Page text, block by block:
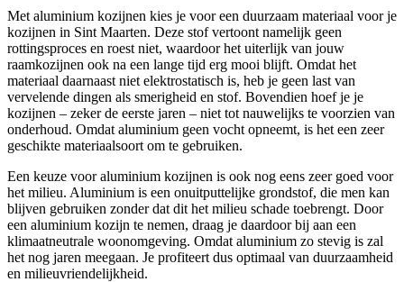
Met aluminium kozijnen kies je voor een duurzaam materiaal voor je
kozijnen in Sint Maarten. Deze stof vertoont namelijk geen
rottingsproces en roest niet, waardoor het uiterlijk van jouw
raamkozijnen ook na een lange tijd erg mooi blijft. Omdat het
materiaal daarnaast niet elektrostatisch is, heb je geen last van
vervelende dingen als smerigheid en stof. Bovendien hoef je je
kozijnen – zeker de eerste jaren – niet tot nauwelijks te voorzien van
onderhoud. Omdat aluminium geen vocht opneemt, is het een zeer
geschikte materiaalsoort om te gebruiken.
Een keuze voor aluminium kozijnen is ook nog eens zeer goed voor
het milieu. Aluminium is een onuitputtelijke grondstof, die men kan
blijven gebruiken zonder dat dit het milieu schade toebrengt. Door
een aluminium kozijn te nemen, draag je daardoor bij aan een
klimaatneutrale woonomgeving. Omdat aluminium zo stevig is zal
het nog jaren meegaan. Je profiteert dus optimaal van duurzaamheid
en milieuvriendelijkheid.